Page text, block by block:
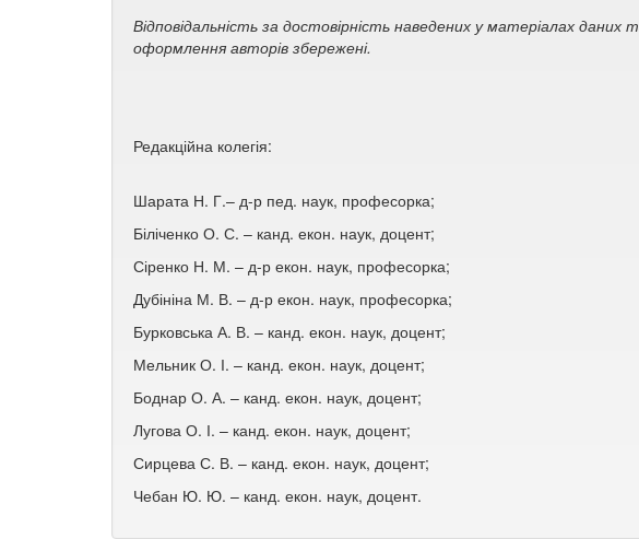
Відповідальність за достовірність наведених у матеріалах
оформлення авторів збережені.
Редакційна колегія:
Шарата Н. Г.– д-р пед. наук, професорка;
Біліченко О. С. – канд. екон. наук, доцент;
Сіренко Н. М. – д-р екон. наук, професорка;
Дубініна М. В. – д-р екон. наук, професорка;
Бурковська А. В. – канд. екон. наук, доцент;
Мельник О. І. – канд. екон. наук, доцент;
Боднар О. А. – канд. екон. наук, доцент;
Лугова О. І. – канд. екон. наук, доцент;
Сирцева С. В. – канд. екон. наук, доцент;
Чебан Ю. Ю. – канд. екон. наук, доцент.